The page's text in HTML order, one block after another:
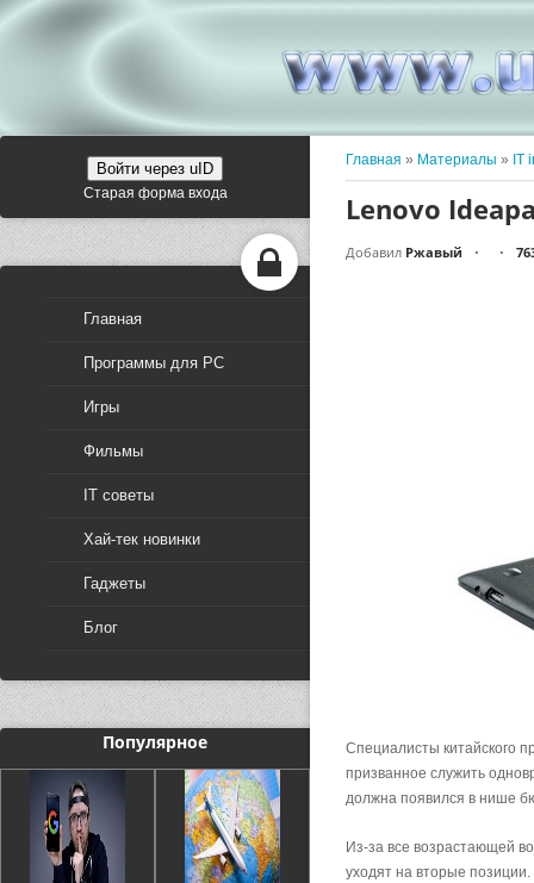
Войти через uID
Старая форма входа
Главная
Программы для PC
Игры
Фильмы
IT советы
Хай-тек новинки
Гаджеты
Блог
Популярное
Главная » Материалы » IT
Lenovo
Добавил Ржавый • •
Специалисты китайского
призванное служить
должна появился в нише
Из-за все возрастающей
уходят на вторые